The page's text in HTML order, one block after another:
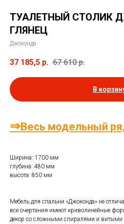
ТУАЛЕТНЫЙ СТОЛИК
ГЛЯНЕЦ
Джоконда
37 185,5 р. 67 610 р.
В
⇒Весь модельный
Ширина: 1700 мм
глубина: 480 мм
высота: 850 мм
Мебель для спальни «Джоконда» не
все очертания имеют криволинейные
декор со сложными спиралями и витыми